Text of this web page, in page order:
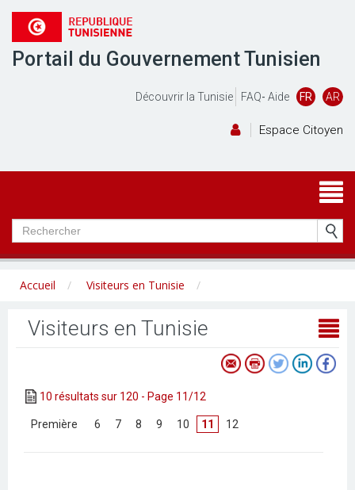
Portail du Gouvernement Tunisien
Découvrir la Tunisie FAQ- Aide FR AR
Espace Citoyen
Accueil Visiteurs en Tunisie
Visiteurs en Tunisie
10 résultats sur 120 - Page 11/12
Première 6 7 8 9 10 11 12